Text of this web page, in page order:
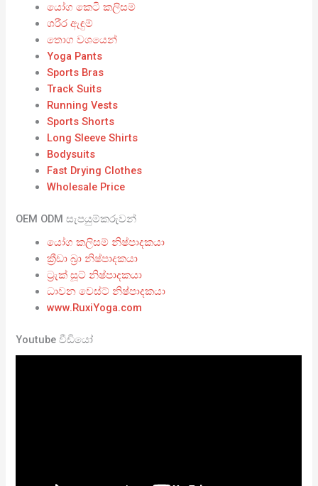
යෝග කෙටි කලිසම්
ශරීර ඇඳුම්
තොග වශයෙන්
Yoga Pants
Sports Bras
Track Suits
Running Vests
Sports Shorts
Long Sleeve Shirts
Bodysuits
Fast Drying Clothes
Wholesale Price
OEM ODM සැපයුම්කරුවන්
යෝග කලිසම් නිෂ්පාදකයා
ක්‍රීඩා බ්‍රා නිෂ්පාදකයා
ට්‍රැක් සූට් නිෂ්පාදකයා
ධාවන වෙස්ට් නිෂ්පාදකයා
www.RuxiYoga.com
Youtube වීඩියෝ